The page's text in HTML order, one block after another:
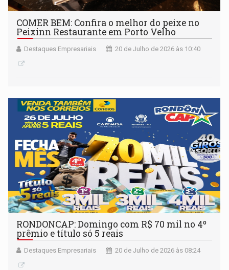
COMER BEM: Confira o melhor do peixe no
Peixinn Restaurante em Porto Velho
Destaques Empresariais 20 de Julho de 2026 às 10:40
RONDONCAP: Domingo com R$ 70 mil no 4º
prêmio e título só 5 reais
Destaques Empresariais 20 de Julho de 2026 às 08:24